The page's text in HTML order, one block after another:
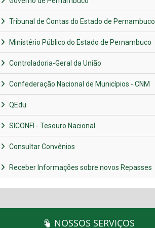
Tribunal de Contas do Estado de Pernambuco
Ministério Público do Estado de Pernambuco
Controladoria-Geral da União
Confederação Nacional de Municípios - CNM
QEdu
SICONFI - Tesouro Nacional
Consultar Convênios
Receber Informações sobre novos Repasses
NOSSOS SERVIÇOS